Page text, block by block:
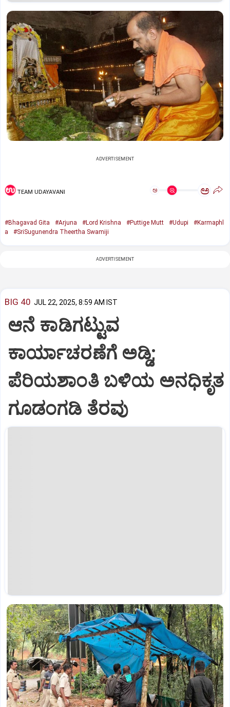
ADVERTISEMENT
TEAM UDAYAVANI ಅ ಅ
#Bhagavad Gita #Arjuna #Lord Krishna #Puttige Mutt #Udupi
#Karmaphl
a
#SriSugunendra Theertha Swamiji
ADVERTISEMENT
BIG 40 JUL 22, 2025, 8:59 AM IST
ಆನೆ ಕಾಡಿಗಟ್ಟುವ
ಕಾರ್ಯಾಚರಣೆಗೆ ಅಡ್ಡಿ;
ಪೆರಿಯಶಾಂತಿ ಬಳಿಯ ಅನಧಿಕೃತ
ಗೂಡಂಗಡಿ ತೆರವು